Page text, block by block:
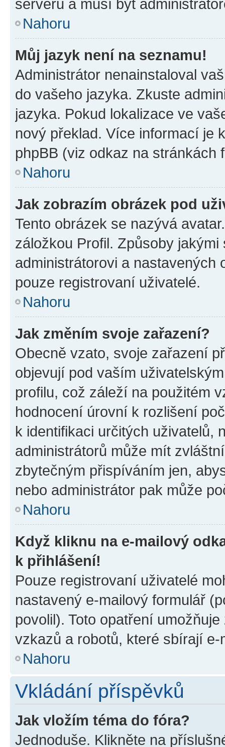
serveru a musí být
Nahoru
Můj jazyk není na seznamu!
Administrátor nenainstaloval
do vašeho jazyka. Zkuste
jazyka. Pokud lokalizace ve
nový překlad. Více informací je
phpBB (viz odkaz na stránkách
Nahoru
Jak zobrazím obrázek pod
Tento obrázek se nazývá
záložkou Profil. Způsoby
administrátorovi a nastavených
pouze registrovaní uživatelé.
Nahoru
Jak změním svoje zařazení?
Obecně vzato, svoje zařazení
objevují pod vaším
profilu, což záleží na použitém
hodnocení úrovní k rozlišení
k identifikaci určitých uživatelů,
administrátorů může mít
zbytečným přispíváním jen,
nebo administrátor pak může
Nahoru
Když kliknu na e-mailový
k přihlášení!
Pouze registrovaní uživatelé
nastavený e-mailový formulář
povolil). Toto opatření
vzkazů a robotů, které sbírají e-
Nahoru
Vkládání příspěvků
Jak vložím téma do fóra?
Jednoduše. Klikněte na